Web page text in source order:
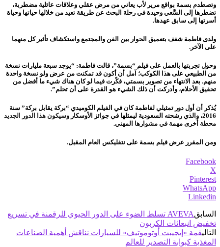
وتصطدم بسمة بواقع مرير لأب يعاني من مرض عقلي وعلاقات عائلية مضطربة،
تضطرها إلى السَّعي وحيدة في رحلة البحث عن طريقة تعيد من خلالها حياتها وحياة
أسرتها إلى سابق عهدها.
ولدى فاطمة شغف بتعميق الحوار بين الفن والمجتمع واستكشاف تأثير كل منهما
على الآخر.
وحول تجربتها بالعمل على فيلم “بسمة”، قالت فاطمة: “يوجد سبعة مليارات نسخة
من الطبيعي على هذا الكوكب؛ آمل أن أكون قد تمكنت من عرض ولو نسخة واحدة
منهم. بعد الانتهاء من تصوير بسمتي، فكّرت فيما لو كان هناك شيء ما أفضل من
تحقيق الأحلام، وأدركت أن ذلك الشيء هو القدرة على أن تحلم”.
يُذكر أن أول دور تمثيلي لفاطمة كان في الفيلم الكوميدي “بركة يقابل بركة” سنة
2016، والذي رشحته السعودية ليمثلها في جوائز الأوسكار
وسيكون هذا الدور الجديد
محطة أخرى مهمة في مشوارها المهني.
ومن المقرر عرض فيلم بسمة على نتفليكس العام المقبل.
Facebook
X
Pinterest
WhatsApp
Linkedin
السابق
AVEVA تسلط الضوء على الدور الحيوي للرقمنة في تسريع
تخفيض انبعاثات الكربون
التاليقمة «إيجيبت أوتوموتيف» للسيارات نناقش أهمية الصناعات
المغذية كبوابة التصدير للعالم